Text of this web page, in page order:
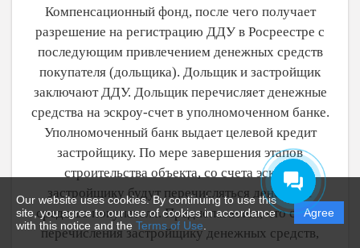
Our website uses cookies. By continuing to use this
site, you agree to our use of cookies in accordance
with this notice and the Terms of Use
Agree
Компенсационный фонд, после чего получает
разрешение на регистрацию ДДУ в Росреестре с
последующим привлечением денежных средств
покупателя (дольщика). Дольщик и застройщик
заключают ДДУ. Дольщик перечисляет денежные
средства на эскроу-счет в уполномоченном банке.
Уполномоченный банк выдает целевой кредит
застройщику. По мере завершения этапов
строительства объекта, со счета эскроу
застройщику будут перечисляться денежные
средства покупателя. Предполагается, что схема
перечисления застройщику денежных средств,